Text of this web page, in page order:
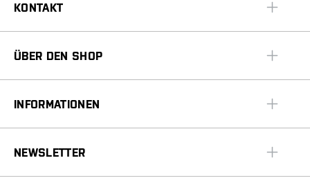
KONTAKT
ÜBER DEN SHOP
INFORMATIONEN
NEWSLETTER